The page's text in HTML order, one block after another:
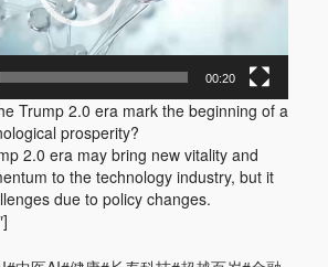
00:20
Trump 2.0 era mark the beginning of a
prosperity?
2.0 era may bring new vitality and
to the technology industry, but it
due to policy changes.